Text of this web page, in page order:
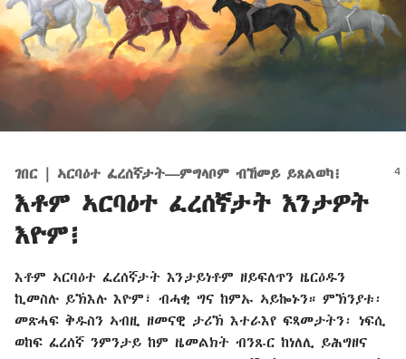
ገበር | ኣርባዕተ ፈረሰኛታት​—ምግላቦም ብኸመይ ይጸልወካ፧
እቶም ኣርባዕተ ፈረሰኛታት እንታዎት
እዮም፧
እቶም ኣርባዕተ ፈረሰኛታት እንታይነቶም ዘይፍለጥን ዜርዕዱን
ኪመስሉ ይኽእሉ እዮም፣ ብሓቂ ግና ከምኡ ኣይኰኑን። ምኽንያቱ፡
መጽሓፍ ቅዱስን ኣብዚ ዘመናዊ ታሪኽ እተራእየ ፍጻመታትን፡ ነፍሲ
ወከፍ ፈረሰኛ ንምንታይ ከም ዜመልክት ብንጹር ከነለሊ ይሕግዘና